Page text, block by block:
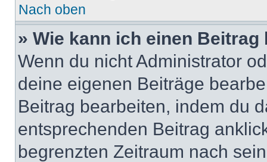
Nach oben
» Wie kann ich einen
Wenn du nicht Administrator
deine eigenen Beiträge
Beitrag bearbeiten, indem du
entsprechenden Beitrag
begrenzten Zeitraum nach